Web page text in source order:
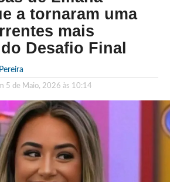
a tornaram uma
mais
Desafio Final
5 de Maio, 2026 às 10:14